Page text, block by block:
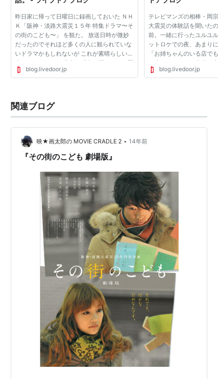
昨日家に帰って日曜日に録画しておいた ＮＨ
Ｋ「阪神・淡路大震災１５年 特集ドラマ〜そ
の街のこども〜」 を観た。 放送日時が微妙
だったのでそれほど多くの人に観られていな
いドラマかもしれないが これが素晴らしい出
来だった。 とかく悲劇や感動で語りがちな題
材だし、実際今年は区切りの良い（区切りも
blog.livedoor.jp
テレビマンズの相棒・岡
大震災の体験話を聞いた
前。一緒に行ったユルユ
ットロケでの夜、あまり
「お姉ちゃんのいる店で
っ暗でガタガタな山道を
トゥクトゥクの荷台での
blog.livedoor.jp
関連ブログ
映★画太郎の MOVIE CRADLE 2 • 14年前
『その街のこども 劇場版』